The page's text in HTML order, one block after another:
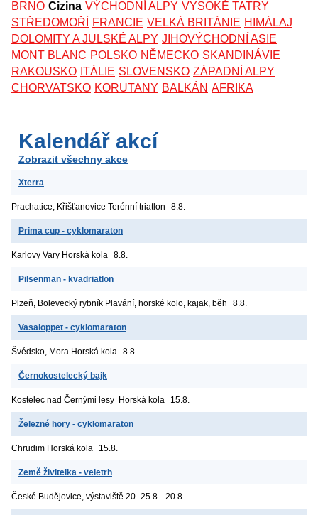
BRNO Cizina VÝCHODNÍ ALPY VYSOKÉ TATRY
STŘEDOMOŘÍ
FRANCIE VELKÁ BRITÁNIE HIMÁLAJ
DOLOMITY A JULSKÉ ALPY JIHOVÝCHODNÍ ASIE
MONT BLANC POLSKO NĚMECKO SKANDINÁVIE
RAKOUSKO ITÁLIE SLOVENSKO ZÁPADNÍ ALPY
CHORVATSKO KORUTANY BALKÁN AFRIKA
Kalendář akcí
Zobrazit všechny akce
Xterra
Prachatice, Křišťanovice Terénní triatlon 8.8.
Prima cup - cyklomaraton
Karlovy Vary Horská kola 8.8.
Pilsenman - kvadriatlon
Plzeň, Bolevecký rybník Plavání, horské kolo, kajak, běh 8.8.
Vasaloppet - cyklomaraton
Švédsko, Mora Horská kola 8.8.
Černokostelecký bajk
Kostelec nad Černými lesy Horská kola 15.8.
Železné hory - cyklomaraton
Chrudim Horská kola 15.8.
Země živitelka - veletrh
České Budějovice, výstaviště 20.-25.8. 20.8.